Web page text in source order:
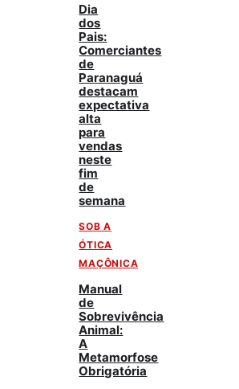
Dia
dos
Pais:
Comerciantes
de
Paranaguá
destacam
expectativa
alta
para
vendas
neste
fim
de
semana
SOB A
ÓTICA
MAÇÔNICA
Manual
de
Sobrevivência
Animal:
A
Metamorfose
Obrigatória